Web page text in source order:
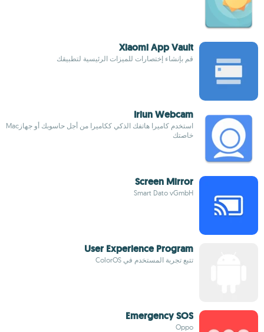
Xiaomi App Vault
قم بإنشاء إختصارات للميزات الرئيسية لتطبيقك
Iriun Webcam
استخدم كاميرا هاتفك الذكي ككاميرا من أجل حاسوبك أو جهازMac
خاصتك
Screen Mirror
Smart Dato vGmbH
User Experience Program
تتبع تجربة المستخدم في ColorOS
Emergency SOS
Oppo